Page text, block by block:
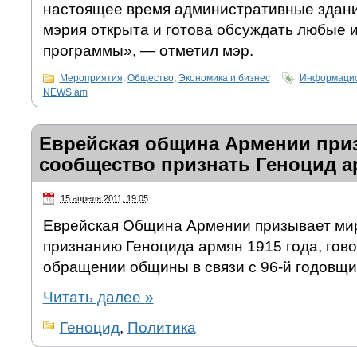
настоящее время административные
мэрия открыта и готова обсуждать любые
программы», — отметил мэр.
Мероприятия, Общество, Экономика и бизнес
NEWS.am
Еврейская община Армении
сообщество признать Геноцид
15 апреля 2011, 19:05
Еврейская Община Армении призывает
признанию Геноцида армян 1915 года,
обращении общины в связи с 96-й
Читать далее »
Геноцид, Политика